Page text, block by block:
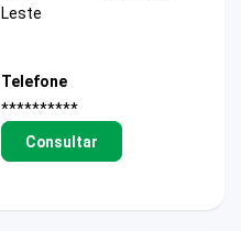
Leste
Telefone
**********
Consultar